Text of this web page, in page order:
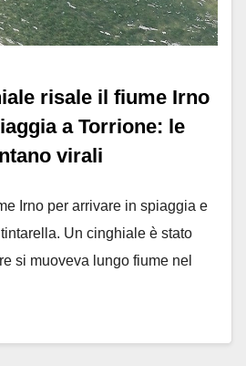
risale il fiume Irno
a Torrione: le
virali
Irno per arrivare in spiaggia e
Un cinghiale è stato
si muoveva lungo fiume nel